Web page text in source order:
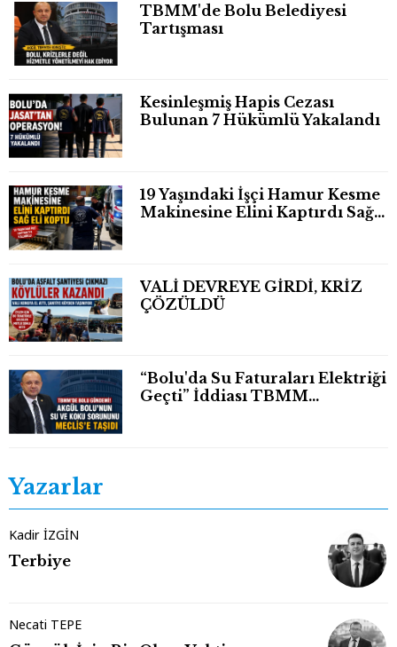
TBMM'de Bolu Belediyesi
Tartışması
Kesinleşmiş Hapis Cezası
Bulunan 7 Hükümlü Yakalandı
19 Yaşındaki İşçi Hamur Kesme
Makinesine Elini Kaptırdı Sağ
VALİ DEVREYE GİRDİ, KRİZ
ÇÖZÜLDÜ
“Bolu'da Su Faturaları Elektriği
Geçti” İddiası TBMM
Yazarlar
Kadir İZGİN
Terbiye
Necati TEPE